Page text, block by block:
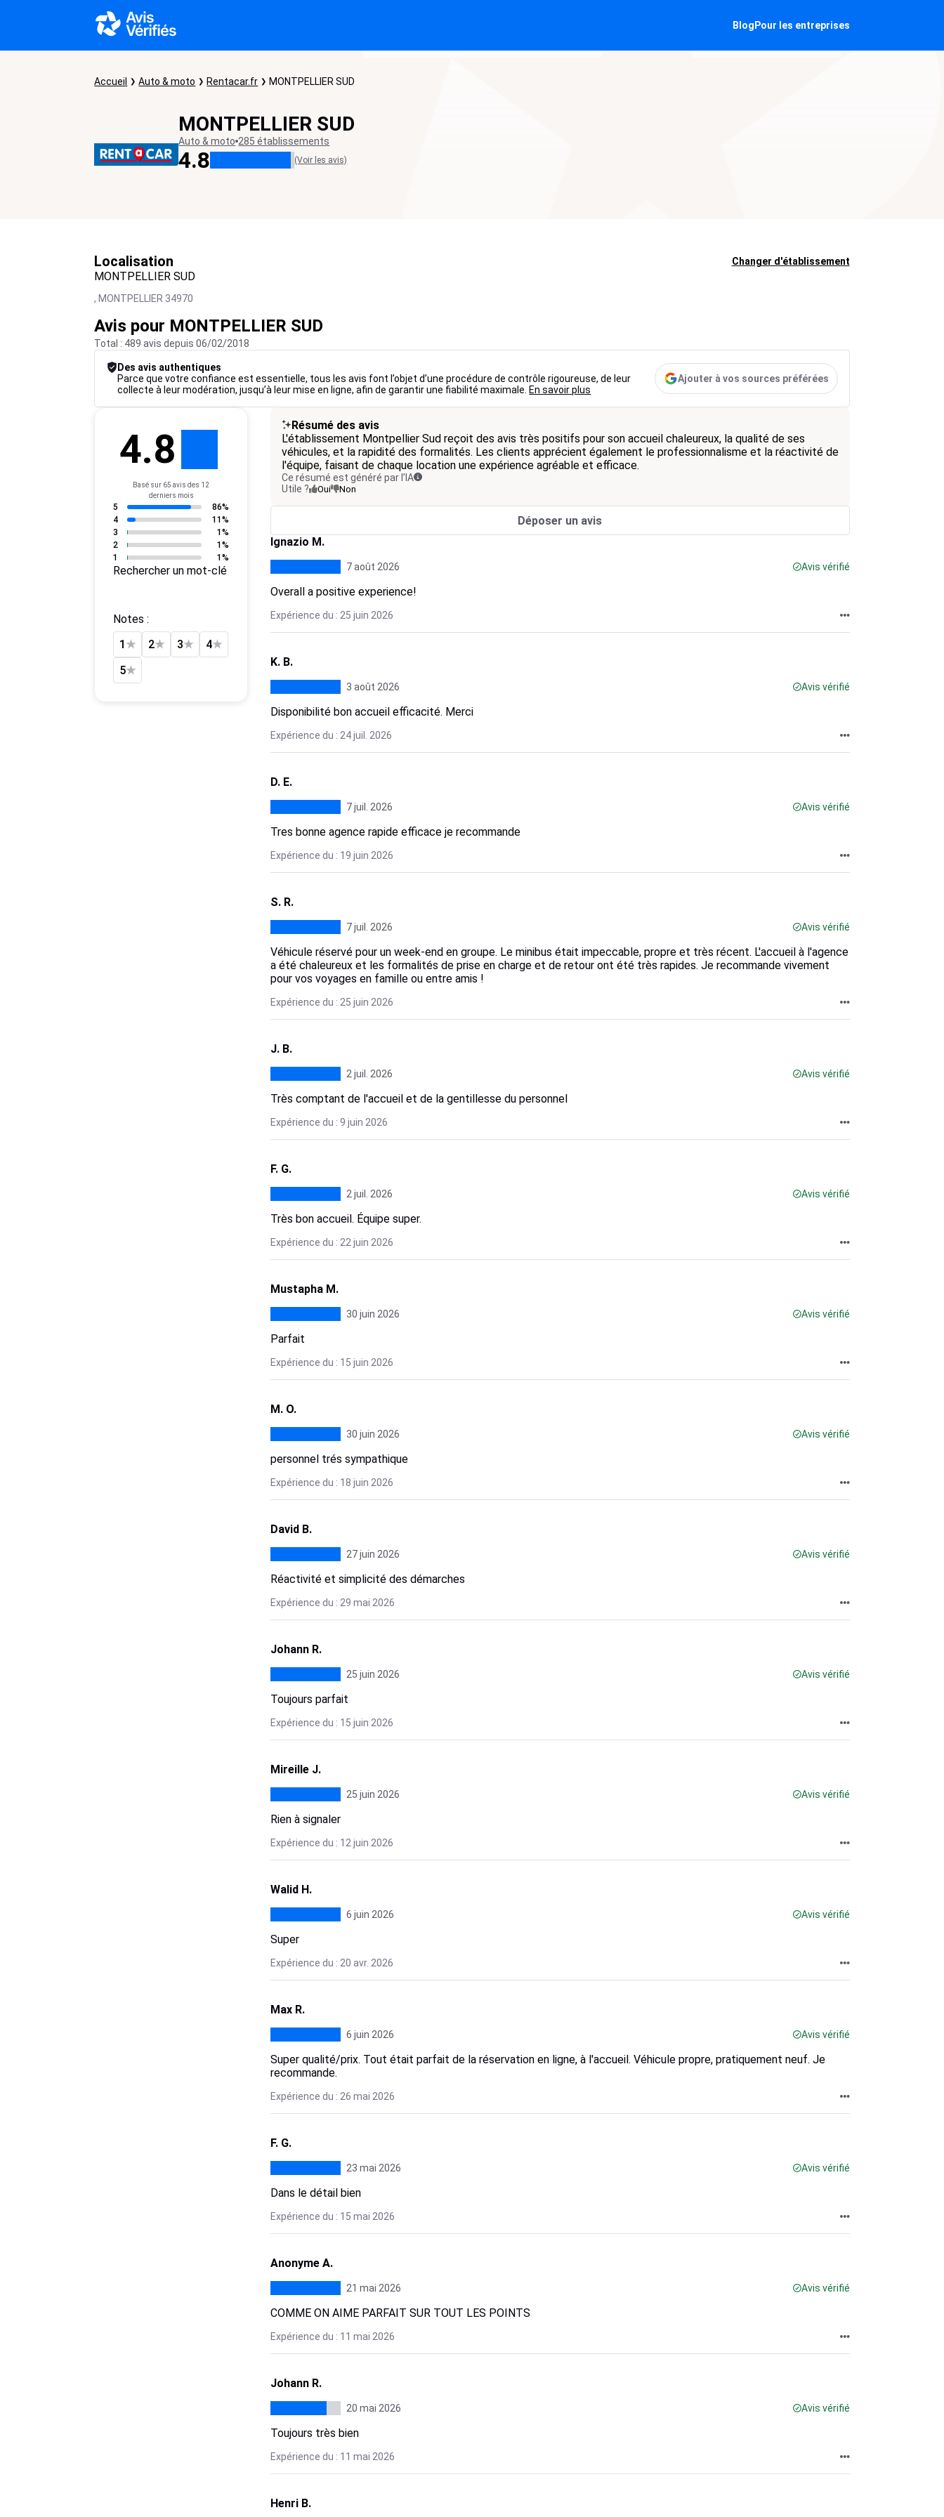
Blog Pour les entreprises
Accueil Auto & moto Rentacar.fr MONTPELLIER SUD
MONTPELLIER SUD
Auto & moto 285 établissements
4.8 (Voir les avis)
Localisation Changer d'établissement
MONTPELLIER SUD
, MONTPELLIER 34970
Avis pour MONTPELLIER SUD
Total : 489 avis depuis 06/02/2018
Des avis authentiques
Parce que votre confiance est essentielle, tous les avis font l’objet d’une procédure de contrôle rigoureuse, de leur
collecte à leur modération, jusqu’à leur mise en ligne, afin de garantir une fiabilité maximale. En savoir plus
Ajouter à vos sources préférées
4.8
Basé sur 65 avis des 12
derniers mois
5
86%
4
11%
3
1%
2
1%
1
1%
Rechercher un mot-clé
Notes :
1 ★ 2★ 3★ 4★
5★
Résumé des avis
L'établissement Montpellier Sud reçoit des avis très positifs pour son accueil chaleureux, la qualité de ses
véhicules, et la rapidité des formalités. Les clients apprécient également le professionnalisme et la réactivité de
l'équipe, faisant de chaque location une expérience agréable et efficace.
Ce résumé est généré par l’IA
Utile ?
Oui Non
Déposer un avis
Ignazio M.
7 août 2026 Avis vérifié
Overall a positive experience!
Expérience du : 25 juin 2026
K. B.
3 août 2026 Avis vérifié
Disponibilité bon accueil efficacité. Merci
Expérience du : 24 juil. 2026
D. E.
7 juil. 2026 Avis vérifié
Tres bonne agence rapide efficace je recommande
Expérience du : 19 juin 2026
S. R.
7 juil. 2026 Avis vérifié
Véhicule réservé pour un week-end en groupe. Le minibus était impeccable, propre et très récent. L'accueil à l'agence
a été chaleureux et les formalités de prise en charge et de retour ont été très rapides. Je recommande vivement
pour vos voyages en famille ou entre amis !
Expérience du : 25 juin 2026
J. B.
2 juil. 2026 Avis vérifié
Très comptant de l'accueil et de la gentillesse du personnel
Expérience du : 9 juin 2026
F. G.
2 juil. 2026 Avis vérifié
Très bon accueil. Équipe super.
Expérience du : 22 juin 2026
Mustapha M.
30 juin 2026 Avis vérifié
Parfait
Expérience du : 15 juin 2026
M. O.
30 juin 2026 Avis vérifié
personnel trés sympathique
Expérience du : 18 juin 2026
David B.
27 juin 2026 Avis vérifié
Réactivité et simplicité des démarches
Expérience du : 29 mai 2026
Johann R.
25 juin 2026 Avis vérifié
Toujours parfait
Expérience du : 15 juin 2026
Mireille J.
25 juin 2026 Avis vérifié
Rien à signaler
Expérience du : 12 juin 2026
Walid H.
6 juin 2026 Avis vérifié
Super
Expérience du : 20 avr. 2026
Max R.
6 juin 2026 Avis vérifié
Super qualité/prix. Tout était parfait de la réservation en ligne, à l'accueil. Véhicule propre, pratiquement neuf. Je
recommande.
Expérience du : 26 mai 2026
F. G.
23 mai 2026 Avis vérifié
Dans le détail bien
Expérience du : 15 mai 2026
Anonyme A.
21 mai 2026 Avis vérifié
COMME ON AIME PARFAIT SUR TOUT LES POINTS
Expérience du : 11 mai 2026
Johann R.
20 mai 2026 Avis vérifié
Toujours très bien
Expérience du : 11 mai 2026
Henri B.